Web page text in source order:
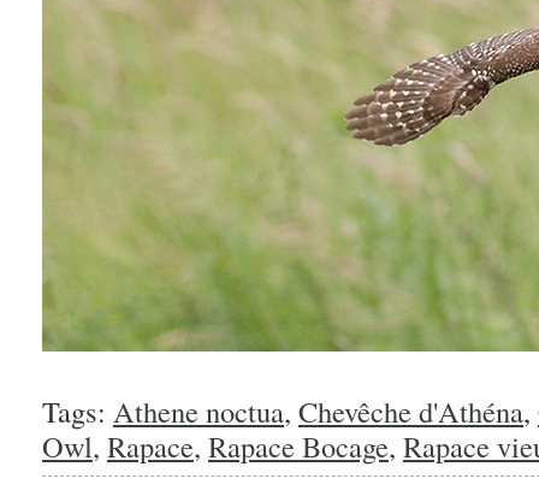
Tags: Athene noctua, Chevêche d'Athéna,
Owl, Rapace, Rapace Bocage, Rapace